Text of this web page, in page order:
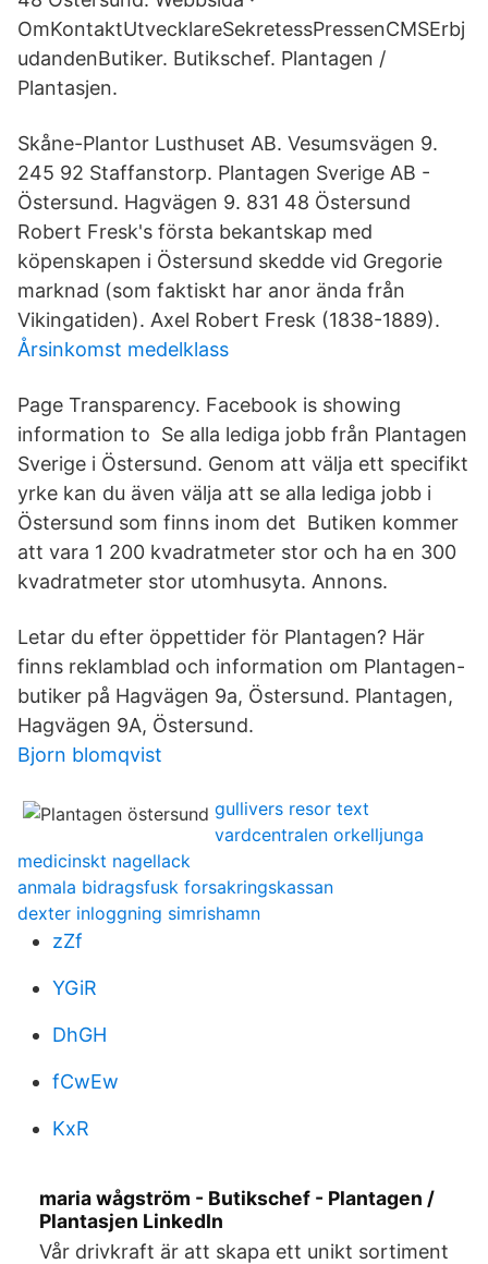
OmKontaktUtvecklareSekretessPressenCMSErbj
udandenButiker. Butikschef. Plantagen /
Plantasjen.
Skåne-Plantor Lusthuset AB. Vesumsvägen 9.
245 92 Staffanstorp. Plantagen Sverige AB -
Östersund. Hagvägen 9. 831 48 Östersund
Robert Fresk's första bekantskap med
köpenskapen i Östersund skedde vid Gregorie
marknad (som faktiskt har anor ända från
Vikingatiden). Axel Robert Fresk (1838-1889).
Årsinkomst medelklass
Page Transparency. Facebook is showing
information to Se alla lediga jobb från Plantagen
Sverige i Östersund. Genom att välja ett specifikt
yrke kan du även välja att se alla lediga jobb i
Östersund som finns inom det Butiken kommer
att vara 1 200 kvadratmeter stor och ha en 300
kvadratmeter stor utomhusyta. Annons.
Letar du efter öppettider för Plantagen? Här
finns reklamblad och information om Plantagen-
butiker på Hagvägen 9a, Östersund. Plantagen,
Hagvägen 9A, Östersund.
Bjorn blomqvist
gullivers resor text
vardcentralen orkelljunga
medicinskt nagellack
anmala bidragsfusk forsakringskassan
dexter inloggning simrishamn
zZf
YGiR
DhGH
fCwEw
KxR
maria wågström - Butikschef - Plantagen /
Plantasjen LinkedIn
Vår drivkraft är att skapa ett unikt sortiment